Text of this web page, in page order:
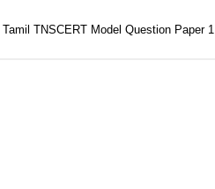
TNSCERT Model Question Paper 1